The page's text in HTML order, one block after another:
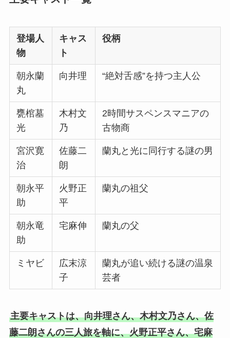
登場人
物
キャス
ト
役柄
朝永蘭
丸
向井理 “絶対舌感”を持つ主人公
甕棺墓
光
木村文
乃
2時間サスペンスマニアの
古物商
宮沢寛
治
佐藤二
朗
蘭丸と光に同行する謎の男
朝永平
助
火野正
平
蘭丸の祖父
朝永竜
助
宅麻伸 蘭丸の父
ミヤビ
広末涼
子
蘭丸が追い続ける謎の温泉
芸者
主要キャストは、向井理さん、木村文乃さん、佐
藤二朗さんの三人旅を軸に、火野正平さん、宅麻